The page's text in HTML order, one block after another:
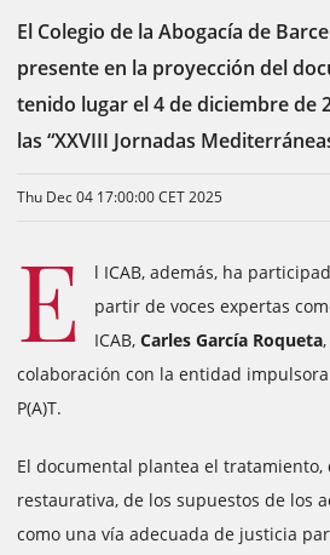
El Colegio de la Abogacía de
presente en la proyección del
tenido lugar el 4 de diciembre de
las “XXVIII Jornadas
Thu Dec 04 17:00:00 CET 2025
E
l ICAB, además, ha
partir de voces expertas
ICAB, Carles García Roqueta
colaboración con la entidad
P(A)T.
El documental plantea el tratamiento,
restaurativa, de los supuestos de los
como una vía adecuada de justicia